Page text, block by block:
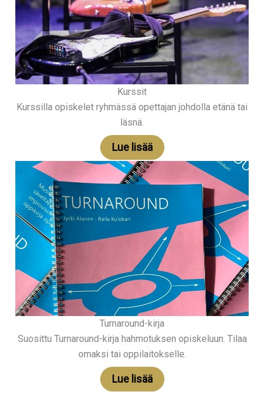
Kurssit
Kurssilla opiskelet ryhmässä opettajan johdolla etänä tai
läsnä.
Lue lisää
Turnaround-kirja
Suosittu Turnaround-kirja hahmotuksen opiskeluun. Tilaa
omaksi tai oppilaitokselle.
Lue lisää